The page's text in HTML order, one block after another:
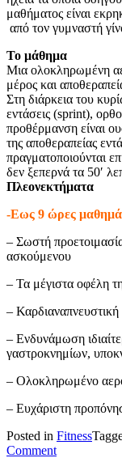
μαθήματος είναι
από τον γυμναστή
Το μάθημα
Μια ολοκληρωμένη
μέρος και
Στη διάρκεια του
εντάσεις (sprint),
προθέρμανση είναι
της αποθεραπείας
πραγματοποιούνται
δεν ξεπερνά τα 50′
Πλεονεκτήματα
-Εως 9 ώρες
– Σωστή
ασκούμενου
– Τα μέγιστα οφέλη
–
– Ενδυνάμωση
γαστροκνημίων,
– Ολοκληρωμένο
– Ευχάριστη
Posted in Fitness
Commenton